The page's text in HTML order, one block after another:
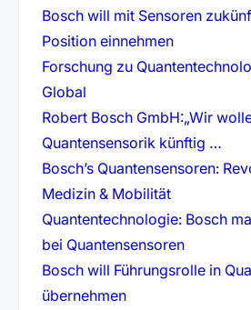
Bosch will mit Sensoren
Position einnehmen(öffnet in
Forschung zu
Global(öffnet in neuem Tab)
Robert Bosch GmbH:„Wir
Quantensensorik künftig …
Bosch’s Quantensensoren:
Medizin & Mobilität(öffnet in
Quantentechnologie: Bosch
bei Quantensensoren(öffnet in
Bosch will Führungsrolle in
übernehmen(öffnet in neuem